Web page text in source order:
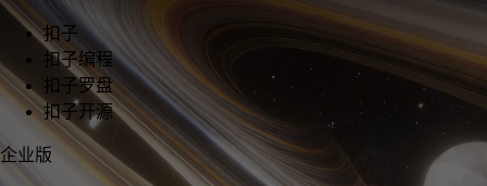
扣子
扣子编程
扣子罗盘
扣子开源
企业版